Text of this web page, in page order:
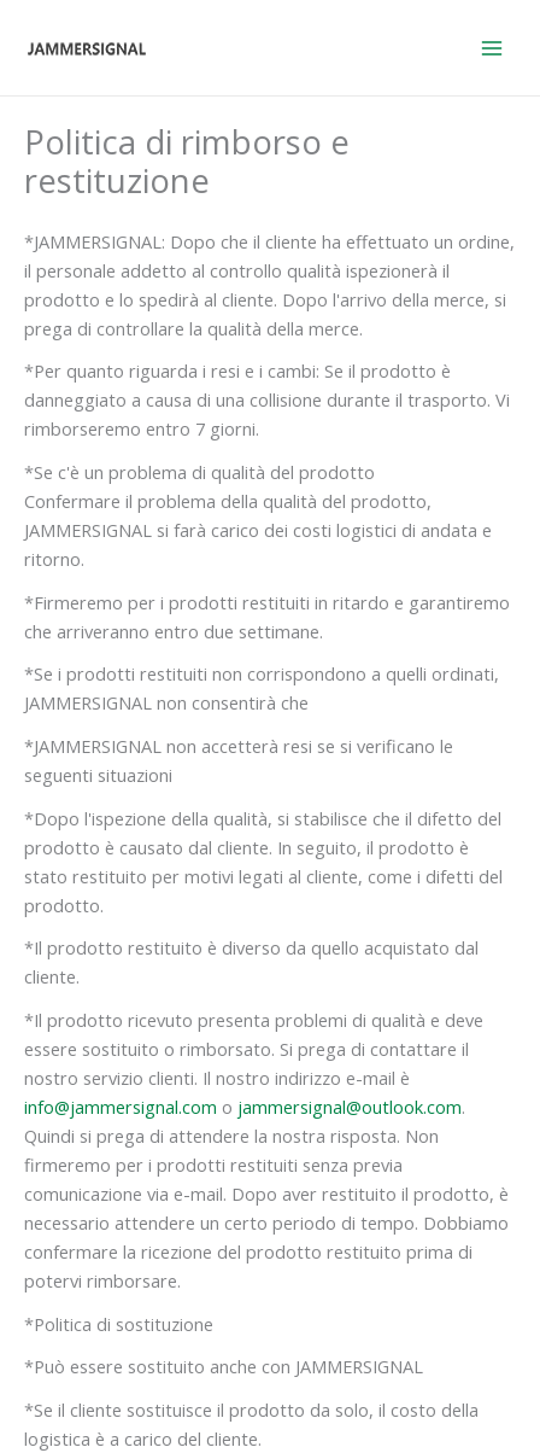
Politica di rimborso e
restituzione
*JAMMERSIGNAL: Dopo che il cliente ha effettuato un ordine,
il personale addetto al controllo qualità ispezionerà il
prodotto e lo spedirà al cliente. Dopo l'arrivo della merce, si
prega di controllare la qualità della merce.
*Per quanto riguarda i resi e i cambi: Se il prodotto è
danneggiato a causa di una collisione durante il trasporto. Vi
rimborseremo entro 7 giorni.
*Se c'è un problema di qualità del prodotto
Confermare il problema della qualità del prodotto,
JAMMERSIGNAL si farà carico dei costi logistici di andata e
ritorno.
*Firmeremo per i prodotti restituiti in ritardo e garantiremo
che arriveranno entro due settimane.
*Se i prodotti restituiti non corrispondono a quelli ordinati,
JAMMERSIGNAL non consentirà che
*JAMMERSIGNAL non accetterà resi se si verificano le
seguenti situazioni
*Dopo l'ispezione della qualità, si stabilisce che il difetto del
prodotto è causato dal cliente. In seguito, il prodotto è
stato restituito per motivi legati al cliente, come i difetti del
prodotto.
*Il prodotto restituito è diverso da quello acquistato dal
cliente.
*Il prodotto ricevuto presenta problemi di qualità e deve
essere sostituito o rimborsato. Si prega di contattare il
nostro servizio clienti. Il nostro indirizzo e-mail è
info@jammersignal.com o jammersignal@outlook.com.
Quindi si prega di attendere la nostra risposta. Non
firmeremo per i prodotti restituiti senza previa
comunicazione via e-mail. Dopo aver restituito il prodotto, è
necessario attendere un certo periodo di tempo. Dobbiamo
confermare la ricezione del prodotto restituito prima di
potervi rimborsare.
*Politica di sostituzione
*Può essere sostituito anche con JAMMERSIGNAL
*Se il cliente sostituisce il prodotto da solo, il costo della
logistica è a carico del cliente.